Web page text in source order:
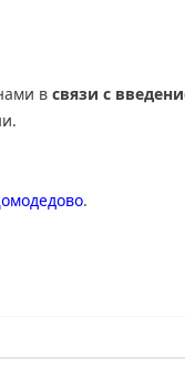
в связи с
.